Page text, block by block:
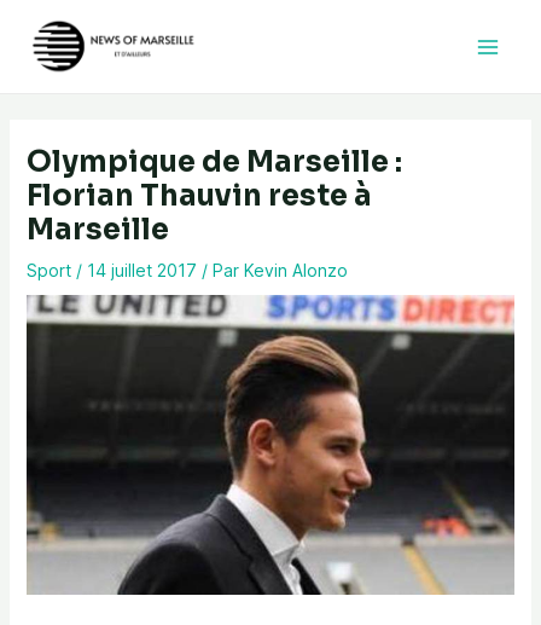
contenu
Olympique de Marseille :
Florian Thauvin reste à
Marseille
Sport/ 14 juillet 2017 / Par Kevin Alonzo